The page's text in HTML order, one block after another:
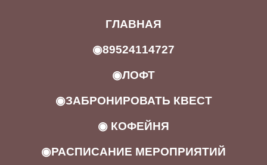
ГЛАВНАЯ
◉89524114727
◉ЛОФТ
◉ЗАБРОНИРОВАТЬ КВЕСТ
◉ КОФЕЙНЯ
◉РАСПИСАНИЕ МЕРОПРИЯТИЙ